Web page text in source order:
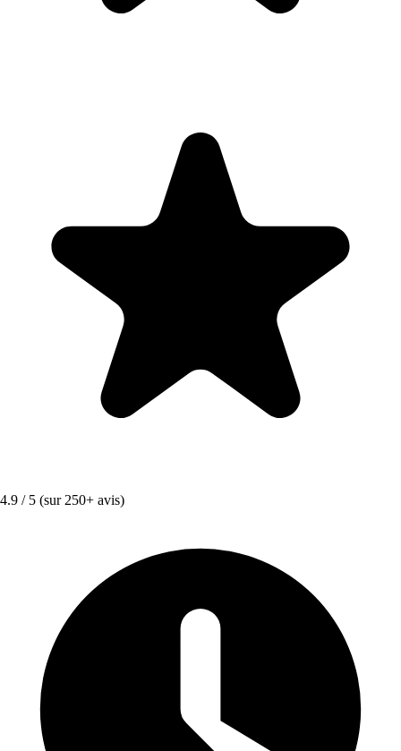
4.9 / 5 (sur 250+ avis)